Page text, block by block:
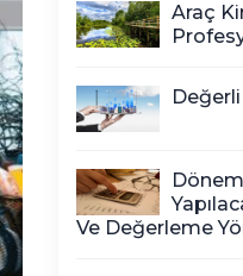
Araç
Ve Değerleme